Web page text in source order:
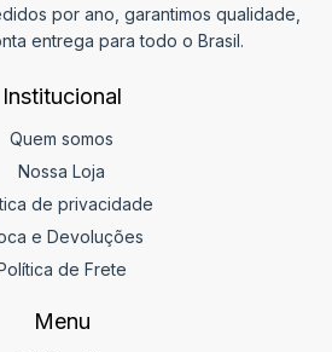
por ano, garantimos qualidade,
entrega para todo o Brasil.
Institucional
Quem somos
Nossa Loja
de privacidade
e Devoluções
de Frete
Menu